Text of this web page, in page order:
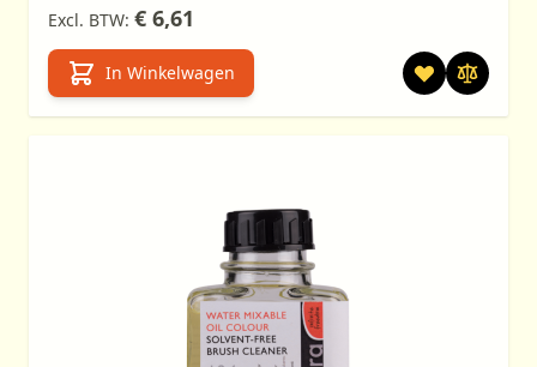
€ 6,61
In Winkelwagen